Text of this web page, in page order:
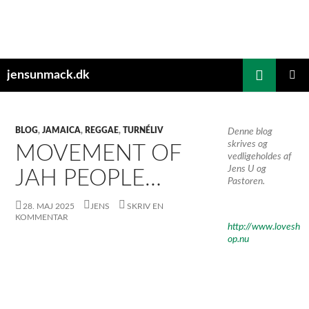
jensunmack.dk
BLOG, JAMAICA, REGGAE, TURNÉLIV
MOVEMENT OF
JAH PEOPLE…
28. MAJ 2025 JENS
SKRIV EN
KOMMENTAR
Denne blog
skrives og
vedligeholdes af
Jens U og
Pastoren.
http://www.lovesh
op.nu